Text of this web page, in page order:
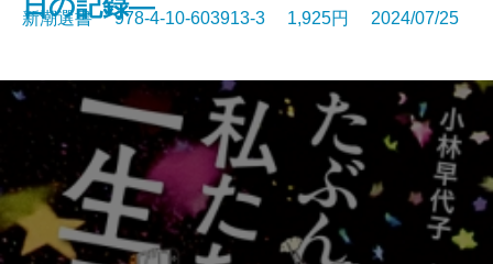
新潮選書 978-4-10-603913-3 1,925円 2024/07/25